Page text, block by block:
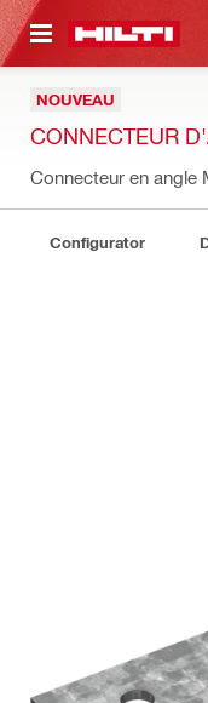
NOUVEAU
CONNECTEUR
Connecteur en angle
Configurator